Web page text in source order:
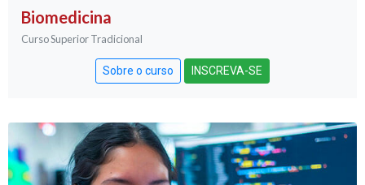
Biomedicina
Curso Superior Tradicional
Sobre o curso INSCREVA-SE